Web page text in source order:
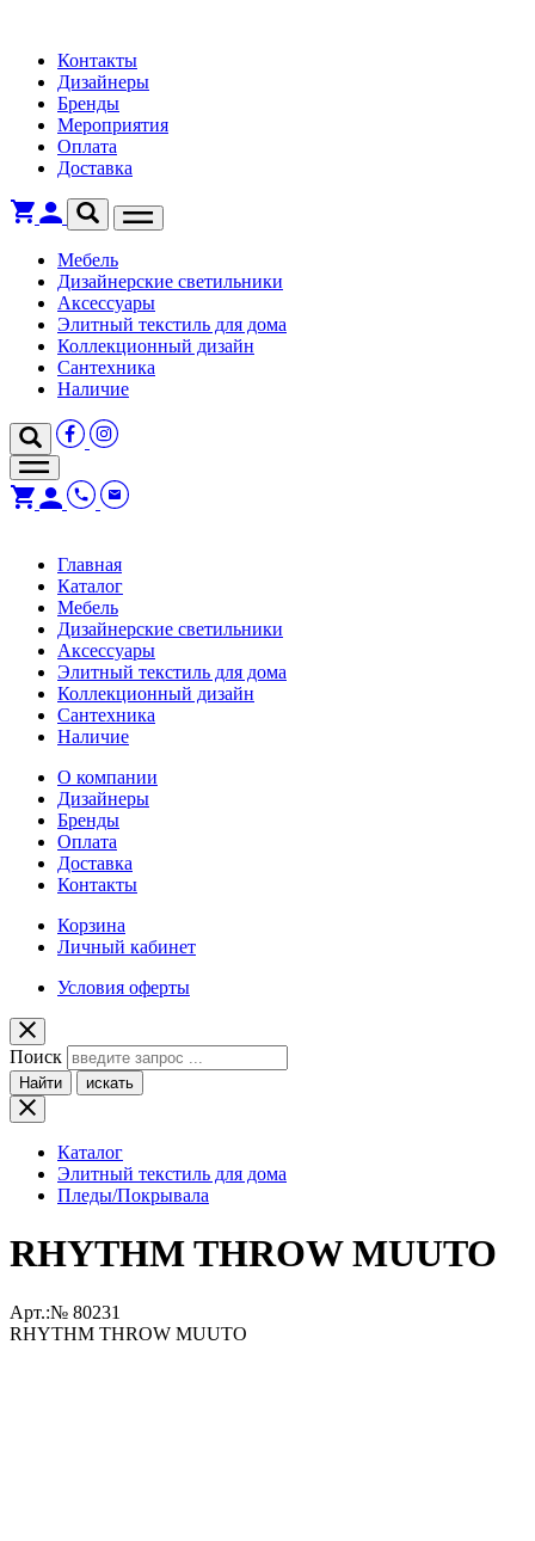
Контакты
Дизайнеры
Бренды
Мероприятия
Оплата
Доставка
Мебель
Дизайнерские светильники
Аксессуары
Элитный текстиль для дома
Коллекционный дизайн
Сантехника
Наличие
Главная
Каталог
Мебель
Дизайнерские светильники
Аксессуары
Элитный текстиль для дома
Коллекционный дизайн
Сантехника
Наличие
О компании
Дизайнеры
Бренды
Оплата
Доставка
Контакты
Корзина
Личный кабинет
Условия оферты
Поиск
Найти искать
Каталог
Элитный текстиль для дома
Пледы/Покрывала
RHYTHM THROW MUUTO
Арт.:№ 80231
RHYTHM THROW MUUTO